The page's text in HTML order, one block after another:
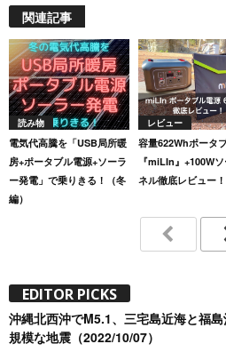
関連記事
読み物
電気代高騰を「USB局所暖
房+ポータブル電源+ソーラ
ー発電」で乗りきる！（冬
編）
レビュー
容量622Whポータ
『miLIn』+100W
ネル徹底レビュー
EDITOR PICKS
沖縄北西沖でM5.1、三宅島近海と福
規模な地震（2022/10/07）